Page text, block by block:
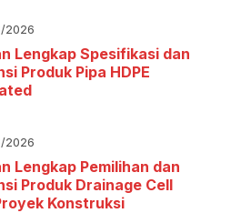
2026
Lengkap Spesifikasi dan
Produk Pipa HDPE
2026
Lengkap Pemilihan dan
Produk Drainage Cell
Konstruksi